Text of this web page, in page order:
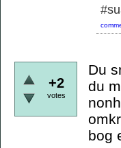
+2
votes
Du
du
bog